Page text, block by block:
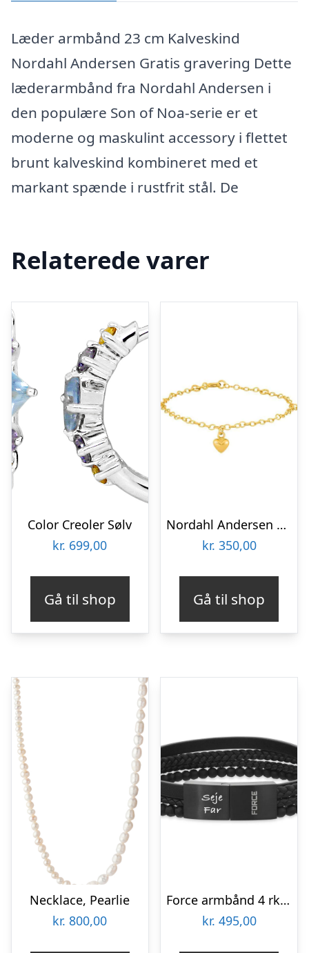
Læder armbånd 23 cm Kalveskind
Nordahl Andersen Gratis gravering Dette
læderarmbånd fra Nordahl Andersen i
den populære Son of Noa-serie er et
moderne og maskulint accessory i flettet
brunt kalveskind kombineret med et
markant spænde i rustfrit stål. De
Relaterede varer
Color Creoler Sølv
kr. 699,00
Gå til shop
Nordahl Andersen Tro, håb og kærlighed armbånd forgyldt sølv tynd
kr. 350,00
Gå til shop
Necklace, Pearlie
kr. 800,00
Force armbånd 4 rk sort læder sort stål lås
kr. 495,00